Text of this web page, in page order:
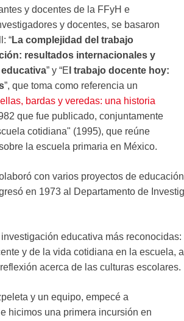
y docentes de la FFyH e
y docentes, se basaron
“La complejidad del trabajo
resultados internacionales y
” y “E l trabajo docente hoy:
”, que toma como referencia un
bardas y veredas: una historia
que fue publicado, conjuntamente
cotidiana" (1995), que reúne
la escuela primaria en México.
con varios proyectos de
en 1973 al Departamento de
educativa más
y de la vida cotidiana en la escuela,
acerca de las culturas escolares.
y un equipo, empecé a
hicimos una primera incursión en